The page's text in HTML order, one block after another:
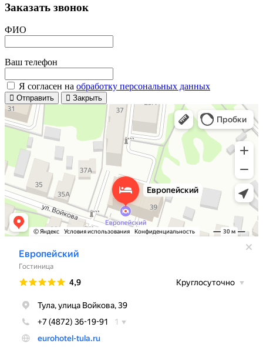
Заказать звонок
ФИО
Ваш телефон
Я согласен на обработку персональных данных
Отправить Закрыть